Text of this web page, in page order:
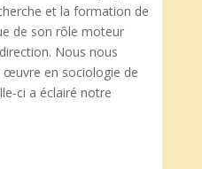
et la formation de
de son rôle moteur
Nous nous
œuvre en sociologie de
ci a éclairé notre